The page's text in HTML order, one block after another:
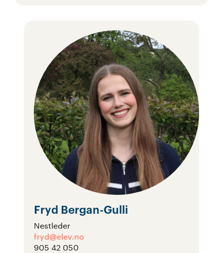
Fryd Bergan-Gulli
Nestleder
fryd@elev.no
905 42 050